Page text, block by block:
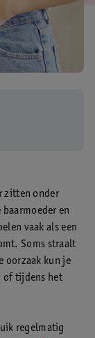
zitten onder
en
vaak als een
Soms straalt
oorzaak kun je
of tijdens het
regelmatig